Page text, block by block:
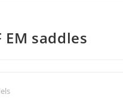
EM saddles